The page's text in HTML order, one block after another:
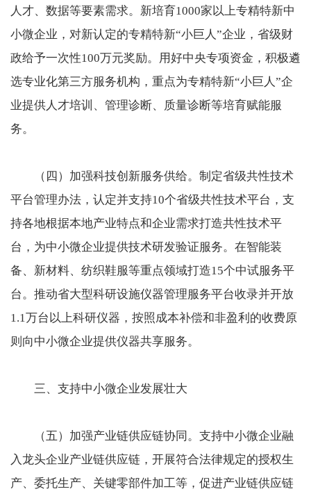
人才、数据等要素需求。新培育1000家以上专精特新中
小微企业，对新认定的专精特新“小巨人”企业，省级财
政给予一次性100万元奖励。用好中央专项资金，积极遴
选专业化第三方服务机构，重点为专精特新“小巨人”企
业提供人才培训、管理诊断、质量诊断等培育赋能服
务。
（四）加强科技创新服务供给。制定省级共性技术
平台管理办法，认定并支持10个省级共性技术平台，支
持各地根据本地产业特点和企业需求打造共性技术平
台，为中小微企业提供技术研发验证服务。在智能装
备、新材料、纺织鞋服等重点领域打造15个中试服务平
台。推动省大型科研设施仪器管理服务平台收录并开放
1.1万台以上科研仪器，按照成本补偿和非盈利的收费原
则向中小微企业提供仪器共享服务。
三、支持中小微企业发展壮大
（五）加强产业链供应链协同。支持中小微企业融
入龙头企业产业链供应链，开展符合法律规定的授权生
产、委托生产、关键零部件加工等，促进产业链供应链